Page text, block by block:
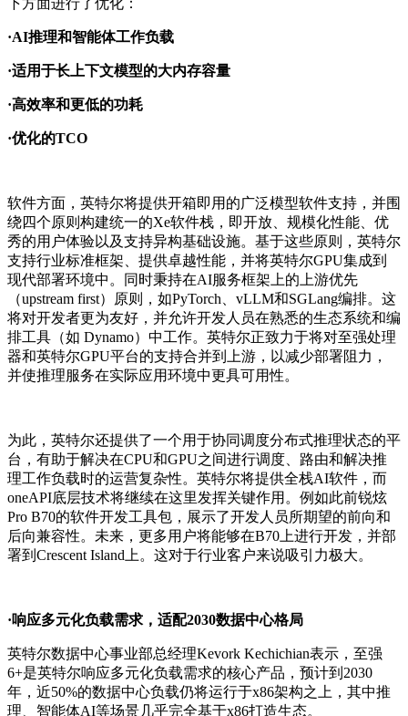
下方面进行了优化：
·AI推理和智能体工作负载
·适用于长上下文模型的大内存容量
·高效率和更低的功耗
·优化的TCO
软件方面，英特尔将提供开箱即用的广泛模型软件支持，并围
绕四个原则构建统一的Xe软件栈，即开放、规模化性能、优
秀的用户体验以及支持异构基础设施。基于这些原则，英特尔
支持行业标准框架、提供卓越性能，并将英特尔GPU集成到
现代部署环境中。同时秉持在AI服务框架上的上游优先
（upstream first）原则，如PyTorch、vLLM和SGLang编排。这
将对开发者更为友好，并允许开发人员在熟悉的生态系统和编
排工具（如 Dynamo）中工作。英特尔正致力于将对至强处理
器和英特尔GPU平台的支持合并到上游，以减少部署阻力，
并使推理服务在实际应用环境中更具可用性。
为此，英特尔还提供了一个用于协同调度分布式推理状态的平
台，有助于解决在CPU和GPU之间进行调度、路由和解决推
理工作负载时的运营复杂性。英特尔将提供全栈AI软件，而
oneAPI底层技术将继续在这里发挥关键作用。例如此前锐炫
Pro B70的软件开发工具包，展示了开发人员所期望的前向和
后向兼容性。未来，更多用户将能够在B70上进行开发，并部
署到Crescent Island上。这对于行业客户来说吸引力极大。
·响应多元化负载需求，适配2030数据中心格局
英特尔数据中心事业部总经理Kevork Kechichian表示，至强
6+是英特尔响应多元化负载需求的核心产品，预计到2030
年，近50%的数据中心负载仍将运行于x86架构之上，其中推
理、智能体AI等场景几乎完全基于x86打造生态。